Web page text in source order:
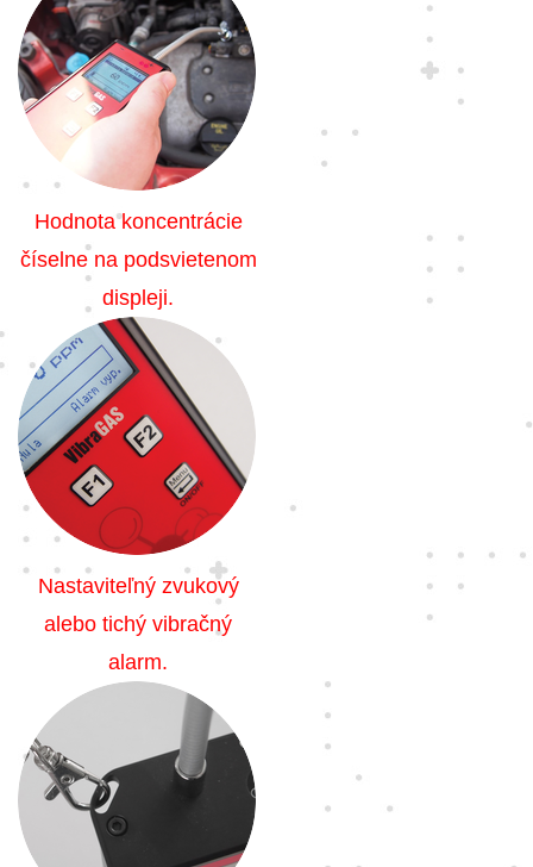
Hodnota koncentrácie
číselne na podsvietenom
displeji.
Nastaviteľný zvukový
alebo tichý vibračný
alarm.